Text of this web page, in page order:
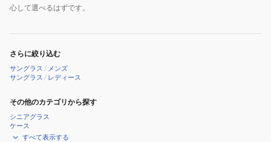
心して選べるはずです。
さらに絞り込む
サングラス / メンズ
サングラス / レディース
その他のカテゴリから探す
シニアグラス
ケース
すべて表示する